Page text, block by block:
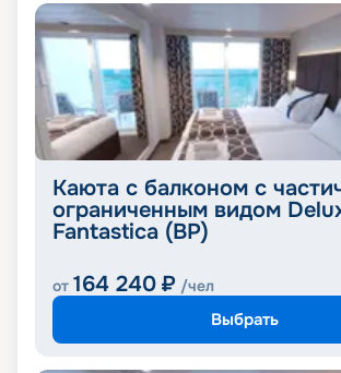
Каюта с балконом с
ограниченным видом
Fantastica (BP)
от 164 240 ₽ /чел
Выбрать